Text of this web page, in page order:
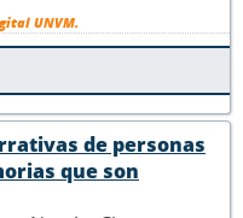
UNVM.
de personas
que son